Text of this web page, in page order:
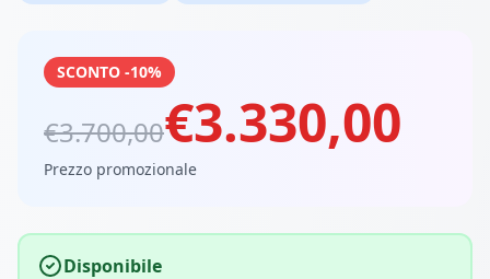
SCONTO -10%
€3.700,00€3.330,00
Prezzo promozionale
Disponibile